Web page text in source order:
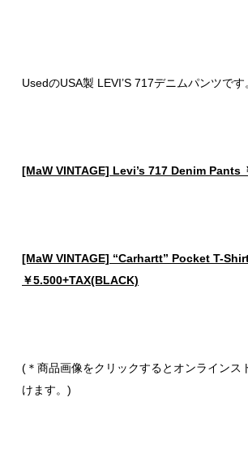
UsedのUSA製 LEVI’S 717デニムパンツです
[MaW VINTAGE] Levi’s 717 Denim Pants
[MaW VINTAGE] “Carhartt” Pocket T-
￥5.500+TAX(BLACK)
(＊商品画像をクリックするとオンラインス
けます。)